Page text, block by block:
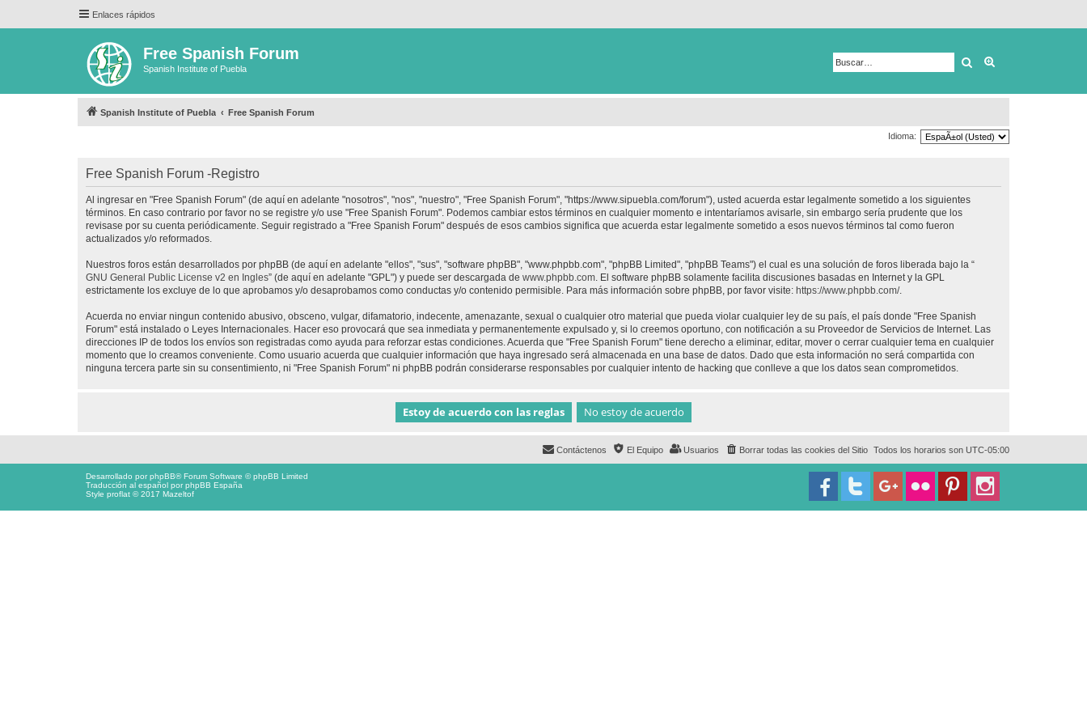
Enlaces rápidos
Free Spanish Forum
Spanish Institute of Puebla Buscar
Spanish Institute of Puebla Free Spanish Forum
Idioma:
Free Spanish Forum -Registro
Al ingresar en "Free Spanish Forum" (de aquí en adelante "nosotros", "nos", "nuestro", "Free Spanish Forum", "https://www.sipuebla.com/forum"), usted acuerda estar legalmente sometido a los siguientes
términos. En caso contrario por favor no se registre y/o use "Free Spanish Forum". Podemos cambiar estos términos en cualquier momento e intentaríamos avisarle, sin embargo sería prudente que los
revisase por su cuenta periódicamente. Seguir registrado a "Free Spanish Forum" después de esos cambios significa que acuerda estar legalmente sometido a esos nuevos términos tal como fueron
actualizados y/o reformados.
Nuestros foros están desarrollados por phpBB (de aquí en adelante "ellos", "sus", "software phpBB", "www.phpbb.com", "phpBB Limited", "phpBB Teams") el cual es una solución de foros liberada bajo la “
GNU General Public License v2 en Ingles” (de aquí en adelante "GPL") y puede ser descargada de www.phpbb.com . El software phpBB solamente facilita discusiones basadas en Internet y la GPL
estrictamente los excluye de lo que aprobamos y/o desaprobamos como conductas y/o contenido permisible. Para más información sobre phpBB, por favor visite: https://www.phpbb.com/.
Acuerda no enviar ningun contenido abusivo, obsceno, vulgar, difamatorio, indecente, amenazante, sexual o cualquier otro material que pueda violar cualquier ley de su país, el país donde "Free Spanish
Forum" está instalado o Leyes Internacionales. Hacer eso provocará que sea inmediata y permanentemente expulsado y, si lo creemos oportuno, con notificación a su Proveedor de Servicios de Internet. Las
direcciones IP de todos los envíos son registradas como ayuda para reforzar estas condiciones. Acuerda que "Free Spanish Forum" tiene derecho a eliminar, editar, mover o cerrar cualquier tema en cualquier
momento que lo creamos conveniente. Como usuario acuerda que cualquier información que haya ingresado será almacenada en una base de datos. Dado que esta información no será compartida con
ninguna tercera parte sin su consentimiento, ni "Free Spanish Forum" ni phpBB podrán considerarse responsables por cualquier intento de hacking que conlleve a que los datos sean comprometidos.
Todos los horarios son UTC-05:00
Borrar todas las cookies del Sitio
Usuarios
El Equipo
Contáctenos
Desarrollado porphpBB® Forum Software © phpBB Limited
Traducción al español porphpBB España
Style proflat © 2017 Mazeltof